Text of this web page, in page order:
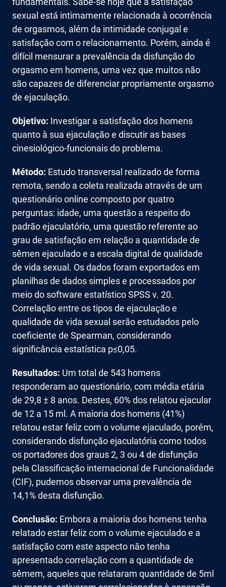
sexual está intimamente relacionada à ocorrência
de orgasmos, além da intimidade conjugal e
satisfação com o relacionamento. Porém, ainda é
difícil mensurar a prevalência da disfunção do
orgasmo em homens, uma vez que muitos não
são capazes de diferenciar propriamente orgasmo
de ejaculação.
Objetivo: Investigar a satisfação dos homens
quanto à sua ejaculação e discutir as bases
cinesiológico-funcionais do problema.
Método: Estudo transversal realizado de forma
remota, sendo a coleta realizada através de um
questionário online composto por quatro
perguntas: idade, uma questão a respeito do
padrão ejaculatório, uma questão referente ao
grau de satisfação em relação a quantidade de
sêmen ejaculado e a escala digital de qualidade
de vida sexual. Os dados foram exportados em
planilhas de dados simples e processados por
meio do software estatístico SPSS v. 20.
Correlação entre os tipos de ejaculação e
qualidade de vida sexual serão estudados pelo
coeficiente de Spearman, considerando
significância estatística p≤0,05.
Resultados: Um total de 543 homens
responderam ao questionário, com média etária
de 29,8 ± 8 anos. Destes, 60% dos relatou ejacular
de 12 a 15 ml. A maioria dos homens (41%)
relatou estar feliz com o volume ejaculado, porém,
considerando disfunção ejaculatória como todos
os portadores dos graus 2, 3 ou 4 de disfunção
pela Classificação internacional de Funcionalidade
(CIF), pudemos observar uma prevalência de
14,1% desta disfunção.
Conclusão: Embora a maioria dos homens tenha
relatado estar feliz com o volume ejaculado e a
satisfação com este aspecto não tenha
apresentado correlação com a quantidade de
sêmem, aqueles que relataram quantidade de 5ml